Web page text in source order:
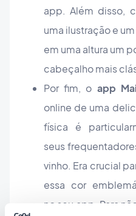
app. Além disso,
uma ilustração e
em uma altura um
cabeçalho mais
Por fim, o app
online de uma
física é
seus
vinho. Era crucial
essa cor
no seu app. Para